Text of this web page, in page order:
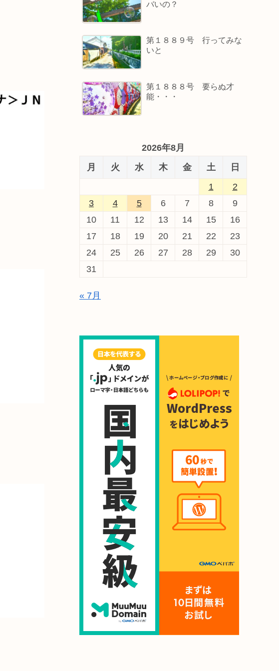
バいの？
第１８８９号 行ってみな
いと
第１８８８号 要らぬ才
能・・・
2026年8月
月
火 水 木 金 土
日
1
2
3
4 5 6 7 8
9
10
11 12 13 14 15
16
17
18 19 20 21 22
23
24
25 26 27 28 29
30
31
« 7月